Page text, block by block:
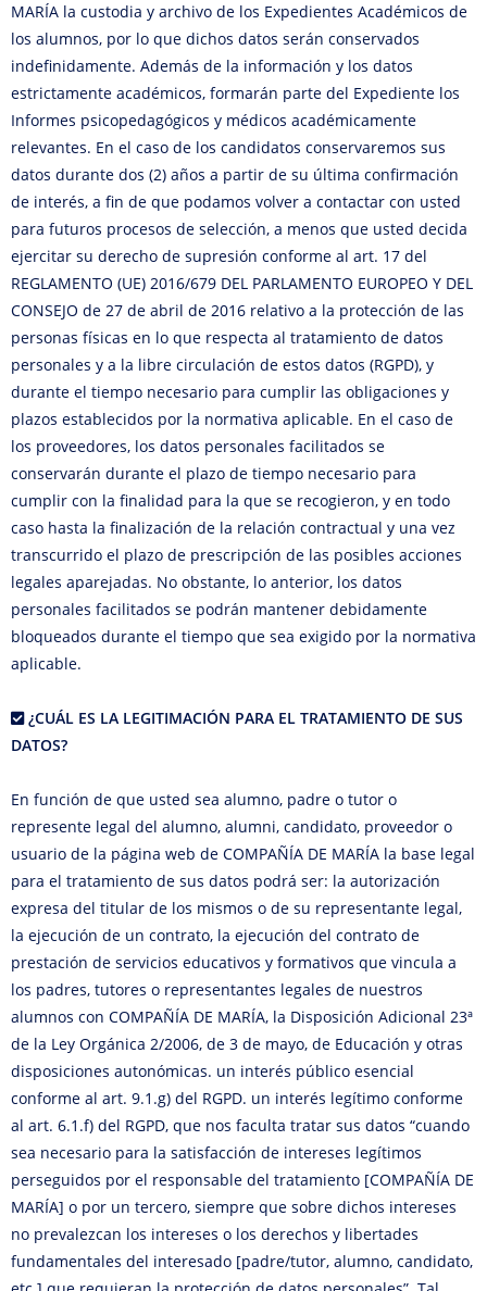
MARÍA la custodia y archivo de los Expedientes Académicos de
los alumnos, por lo que dichos datos serán conservados
indefinidamente. Además de la información y los datos
estrictamente académicos, formarán parte del Expediente los
Informes psicopedagógicos y médicos académicamente
relevantes. En el caso de los candidatos conservaremos sus
datos durante dos (2) años a partir de su última confirmación
de interés, a fin de que podamos volver a contactar con usted
para futuros procesos de selección, a menos que usted decida
ejercitar su derecho de supresión conforme al art. 17 del
REGLAMENTO (UE) 2016/679 DEL PARLAMENTO EUROPEO Y DEL
CONSEJO de 27 de abril de 2016 relativo a la protección de las
personas físicas en lo que respecta al tratamiento de datos
personales y a la libre circulación de estos datos (RGPD), y
durante el tiempo necesario para cumplir las obligaciones y
plazos establecidos por la normativa aplicable. En el caso de
los proveedores, los datos personales facilitados se
conservarán durante el plazo de tiempo necesario para
cumplir con la finalidad para la que se recogieron, y en todo
caso hasta la finalización de la relación contractual y una vez
transcurrido el plazo de prescripción de las posibles acciones
legales aparejadas. No obstante, lo anterior, los datos
personales facilitados se podrán mantener debidamente
bloqueados durante el tiempo que sea exigido por la normativa
aplicable.
¿CUÁL ES LA LEGITIMACIÓN PARA EL TRATAMIENTO DE SUS
DATOS?
En función de que usted sea alumno, padre o tutor o
represente legal del alumno, alumni, candidato, proveedor o
usuario de la página web de COMPAÑÍA DE MARÍA la base legal
para el tratamiento de sus datos podrá ser: la autorización
expresa del titular de los mismos o de su representante legal,
la ejecución de un contrato, la ejecución del contrato de
prestación de servicios educativos y formativos que vincula a
los padres, tutores o representantes legales de nuestros
alumnos con COMPAÑÍA DE MARÍA, la Disposición Adicional 23ª
de la Ley Orgánica 2/2006, de 3 de mayo, de Educación y otras
disposiciones autonómicas. un interés público esencial
conforme al art. 9.1.g) del RGPD. un interés legítimo conforme
al art. 6.1.f) del RGPD, que nos faculta tratar sus datos “cuando
sea necesario para la satisfacción de intereses legítimos
perseguidos por el responsable del tratamiento [COMPAÑÍA DE
MARÍA] o por un tercero, siempre que sobre dichos intereses
no prevalezcan los intereses o los derechos y libertades
fundamentales del interesado [padre/tutor, alumno, candidato,